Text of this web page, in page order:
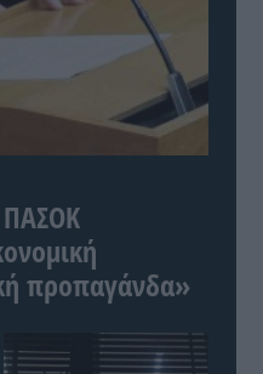
ΠΑΣΟΚ
προπαγάνδα»